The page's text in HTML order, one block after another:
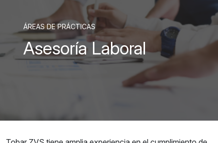
ÁREAS DE PRÁCTICAS
Asesoría Laboral